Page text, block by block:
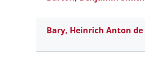
Bary, Heinrich Anton de